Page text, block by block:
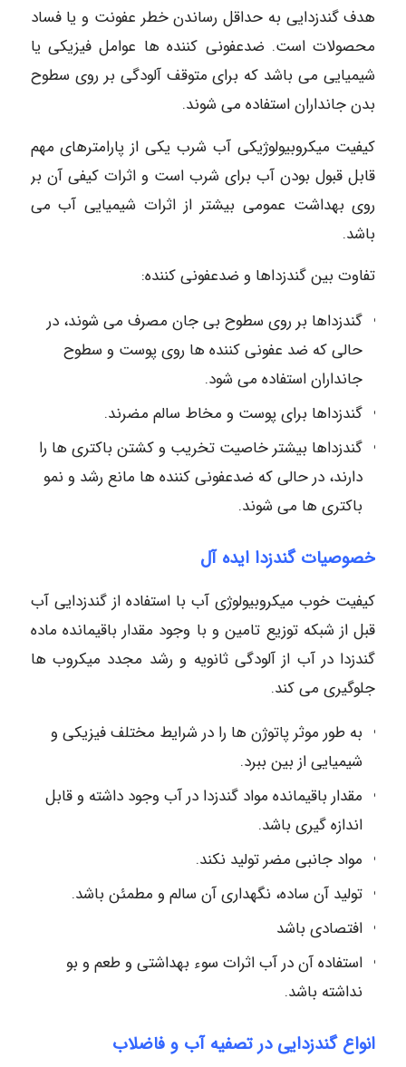
هدف گندزدایی به حداقل رساندن خطر عفونت و یا فساد
محصولات است. ضدعفونی کننده ها عوامل فیزیکی یا
شیمیایی می باشد که برای متوقف آلودگی بر روی سطوح
بدن جانداران استفاده می شوند.
کیفیت میکروبیولوژیکی آب شرب یکی از پارامترهای مهم
قابل قبول بودن آب برای شرب است و اثرات کیفی آن بر
روی بهداشت عمومی بیشتر از اثرات شیمیایی آب می
باشد.
تفاوت بین گندزداها و ضدعفونی کننده:
گندزداها بر روی سطوح بی جان مصرف می شوند، در
حالی که ضد عفونی کننده ها روی پوست و سطوح
جانداران استفاده می شود.
گندزداها برای پوست و مخاط سالم مضرند.
گندزداها بیشتر خاصیت تخریب و کشتن باکتری ها را
دارند، در حالی که ضدعفونی کننده ها مانع رشد و نمو
باکتری ها می شوند.
خصوصیات گندزدا ایده آل
کیفیت خوب میکروبیولوژی آب با استفاده از گندزدایی آب
قبل از شبکه توزیع تامین و با وجود مقدار باقیمانده ماده
گندزدا در آب از آلودگی ثانویه و رشد مجدد میکروب ها
جلوگیری می کند.
به طور موثر پاتوژن ها را در شرایط مختلف فیزیکی و
شیمیایی از بین ببرد.
مقدار باقیمانده مواد گندزدا در آب وجود داشته و قابل
اندازه گیری باشد.
مواد جانبی مضر تولید نکند.
تولید آن ساده، نگهداری آن سالم و مطمئن باشد.
افتصادی باشد
استفاده آن در آب اثرات سوء بهداشتی و طعم و بو
نداشته باشد.
انواع گندزدایی در تصفیه آب و فاضلاب